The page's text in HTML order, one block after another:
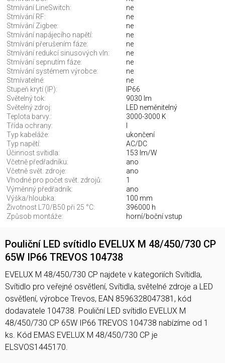
Stmívání LineSwitch:
ne
Stmívání RF:
ne
Stmívání Zigbee:
ne
Stmívání napájecího napětí:
ne
Stmívání přerušením fáze:
ne
Stmívání redukcí sinusových vln:
ne
Stmívání sepnutím fáze:
ne
Stmívání systémem výrobce:
ne
Stmívatelné:
ne
Stupeň krytí (IP):
IP66
Světelný tok:
9030 lm
Světelný zdroj:
LED neměnitelný
Teplota barvy.:
3000-3000 K
Třída ochrany:
Typ kabeláže:
ukončení
Typ napětí:
AC/DC
Účinnost svítidla:
153 lm/W
Včetně předřadníku:
ano
Včetně svět. zdroje:
ano
Vhodné pro počet svět. zdrojů:
1
Výměnný předřadník:
ano
Výška/hloubka:
100 mm
Životnost L70/B50 při 25 °C:
396000 h
Způsob montáže:
horní/boční vstup
Pouliční LED svítidlo EVELUX M 48/450/730 CP
65W IP66 TREVOS 104738
EVELUX M 48/450/730 CP najdete v kategoriích Svítidla,
Svítidlo pro veřejné osvětlení, Svítidla, světelné zdroje a LED
osvětlení, výrobce Trevos, EAN 8596328047381, kód
dodavatele 104738. Pouliční LED svítidlo EVELUX M
48/450/730 CP 65W IP66 TREVOS 104738 nabízíme od 1
ks. Kód EMAS EVELUX M 48/450/730 CP je
ELSVOS1445170.